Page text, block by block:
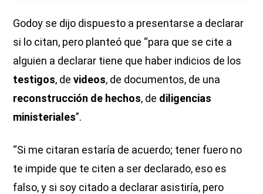
Godoy se dijo dispuesto a presentarse a declarar
si lo citan, pero planteó que “para que se cite a
alguien a declarar tiene que haber indicios de los
testigos, devideos, de documentos, de una
reconstrucción de hechos, de diligencias
ministeriales”.
“Si me citaran estaría de acuerdo; tener fuero no
te impide que te citen a ser declarado, eso es
falso, y si soy citado a declarar asistiría, pero